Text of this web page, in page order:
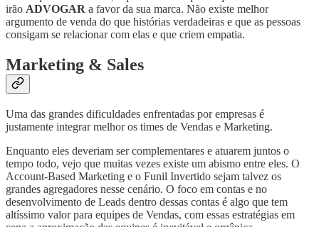
irão ADVOGAR a favor da sua marca. Não existe melhor
argumento de venda do que histórias verdadeiras e que as pessoas
consigam se relacionar com elas e que criem empatia.
Marketing & Sales
Uma das grandes dificuldades enfrentadas por empresas é
justamente integrar melhor os times de Vendas e Marketing.
Enquanto eles deveriam ser complementares e atuarem juntos o
tempo todo, vejo que muitas vezes existe um abismo entre eles. O
Account-Based Marketing e o Funil Invertido sejam talvez os
grandes agregadores nesse cenário. O foco em contas e no
desenvolvimento de Leads dentro dessas contas é algo que tem
altíssimo valor para equipes de Vendas, com essas estratégias em